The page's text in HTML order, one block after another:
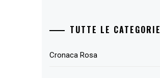
TUTTE LE CATEGORIE
Cronaca Rosa